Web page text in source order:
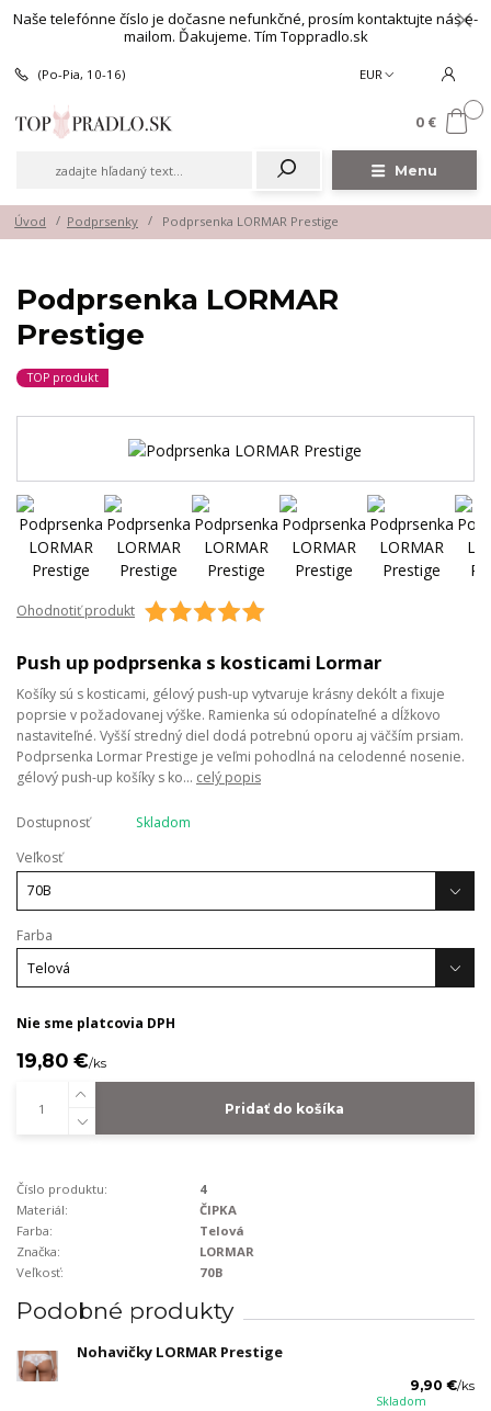
Naše telefónne číslo je dočasne nefunkčné, prosím kontaktujte nás e-
mailom. Ďakujeme. Tím Toppradlo.sk
Menu
EUR
(Po-Pia, 10-16)
0 €
Úvod Podprsenky Podprsenka LORMAR Prestige
Podprsenka LORMAR
Prestige
TOP produkt
Ohodnotiť produkt
Push up podprsenka s kosticami Lormar
Košíky sú s kosticami, gélový push-up vytvaruje krásny dekólt a fixuje
poprsie v požadovanej výške. Ramienka sú odopínateľné a dĺžkovo
nastaviteľné. Vyšší stredný diel dodá potrebnú oporu aj väčším prsiam.
Podprsenka Lormar Prestige je veľmi pohodlná na celodenné nosenie.
gélový push-up košíky s ko... celý popis
Dostupnosť
Skladom
Veľkosť
Farba
Nie sme platcovia DPH
19,80 €/ks
Pridať do košíka
Číslo produktu:
4
Materiál:
ČIPKA
Farba:
Telová
Značka:
LORMAR
Veľkosť:
70B
Podobné produkty
Nohavičky LORMAR Prestige
9,90 €/ks
Skladom